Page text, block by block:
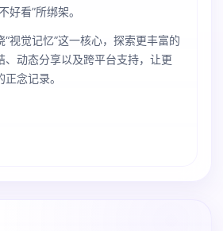
好看”所绑架。
视觉记忆”这一核心，探索更丰富的
、动态分享以及跨平台支持，让更
念记录。